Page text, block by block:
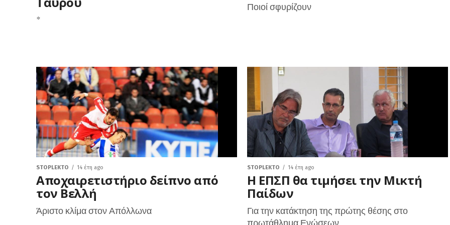
*
Ποιοί σφυρίζουν
STOPLEKTO 14 έτη ago
Αποχαιρετιστήριο δείπνο από
τον Βελλή
Άριστο κλίμα στον Απόλλωνα
STOPLEKTO 14 έτη ago
Η ΕΠΣΠ θα τιμήσει την Μικτή
Παίδων
Για την κατάκτηση της πρώτης θέσης στο